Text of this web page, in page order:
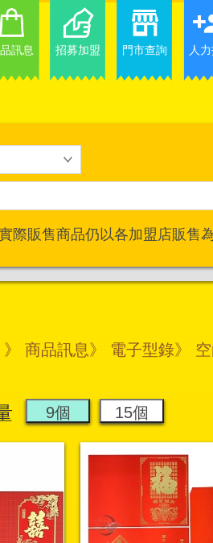
訊息 招募加盟 門市查詢 人
際販售商品仍以各加盟店販售
》 商品訊息》 電子型錄》